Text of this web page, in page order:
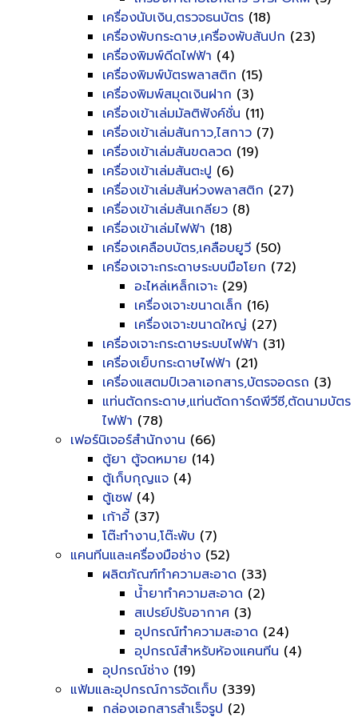
เครื่องนับเงิน,ตรวจธนบัตร (18)
เครื่องพับกระดาษ,เครื่องพับสันปก (23)
เครื่องพิมพ์ดีดไฟฟ้า (4)
เครื่องพิมพ์บัตรพลาสติก (15)
เครื่องพิมพ์สมุดเงินฝาก (3)
เครื่องเข้าเล่มมัลติฟังค์ชั่น (11)
เครื่องเข้าเล่มสันกาว,ไสกาว (7)
เครื่องเข้าเล่มสันขดลวด (19)
เครื่องเข้าเล่มสันตะปู (6)
เครื่องเข้าเล่มสันห่วงพลาสติก (27)
เครื่องเข้าเล่มสันเกลียว (8)
เครื่องเข้าเล่มไฟฟ้า (18)
เครื่องเคลือบบัตร,เคลือบยูวี (50)
เครื่องเจาะกระดาษระบบมือโยก (72)
อะไหล่เหล็กเจาะ (29)
เครื่องเจาะขนาดเล็ก (16)
เครื่องเจาะขนาดใหญ่ (27)
เครื่องเจาะกระดาษระบบไฟฟ้า (31)
เครื่องเย็บกระดาษไฟฟ้า (21)
เครื่องแสตมป์เวลาเอกสาร,บัตรจอดรถ (3)
แท่นตัดกระดาษ,แท่นตัดการ์ดพีวีซี,ตัดนามบัตร
ไฟฟ้า (78)
เฟอร์นิเจอร์สำนักงาน (66)
ตู้ยา ตู้จดหมาย (14)
ตู้เก็บกุญแจ (4)
ตู้เซฟ(4)
เก้าอี้ (37)
โต๊ะทำงาน,โต๊ะพับ (7)
แคนทีนและเครื่องมือช่าง (52)
ผลิตภัณฑ์ทำความสะอาด (33)
น้ำยาทำความสะอาด (2)
สเปรย์ปรับอากาศ (3)
อุปกรณ์ทำความสะอาด (24)
อุปกรณ์สำหรับห้องแคนทีน (4)
อุปกรณ์ช่าง (19)
แฟ้มและอุปกรณ์การจัดเก็บ (339)
กล่องเอกสารสำเร็จรูป (2)